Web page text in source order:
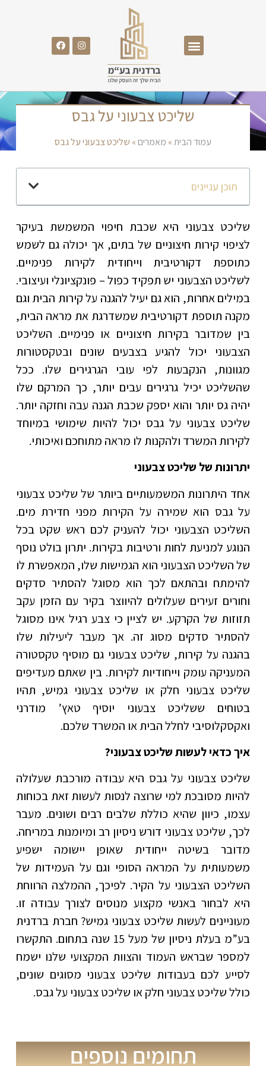
שליכט צבעוני על גבס
עמוד הבית» מאמרים » שליכט צבעוני על גבס
תוכן עניינים
שליכט צבעוני היא שכבת חיפוי המשמשת בעיקר
לציפוי קירות חיצוניים של בתים, אך יכולה גם לשמש
כתוספת דקורטיבית וייחודית לקירות פנימיים.
לשליכט הצבעוני יש תפקיד כפול – פונקציונלי ועיצובי.
במילים אחרות, הוא גם יעיל להגנה על קירות הבית וגם
מקנה תוספת דקורטיבית שמשדרגת את מראה הבית,
בין שמדובר בקירות חיצוניים או פנימיים. השליכט
הצבעוני יכול להגיע בצבעים שונים ובטקסטורות
מגוונות, הנקבעות לפי עובי הגרגירים שלו. ככל
שהשליכט יכיל גרגירים עבים יותר, כך המרקם שלו
יהיה גס יותר והוא יספק שכבת הגנה עבה וחזקה יותר.
שליכט צבעוני על גבס יכול להיות שימושי במיוחד
לקירות המשרד ולהקנות לו מראה מתוחכם ואיכותי.
יתרונות של שליכט צבעוני
אחד היתרונות המשמעותיים ביותר של שליכט צבעוני
על גבס הוא שמירה על הקירות מפני חדירת מים.
השליכט הצבעוני יכול להעניק לכם ראש שקט בכל
הנוגע למניעת לחות ורטיבות בקירות. יתרון בולט נוסף
של השליכט הצבעוני הוא הגמישות שלו, המאפשרת לו
להימתח ובהתאם לכך הוא מסוגל להסתיר סדקים
וחורים זעירים שעלולים להיווצר בקיר עם הזמן עקב
תזוזות של הקרקע. יש לציין כי צבע רגיל אינו מסוגל
להסתיר סדקים מסוג זה. אך מעבר ליעילות שלו
בהגנה על קירות, שליכט צבעוני גם מוסיף טקסטורה
המעניקה עומק וייחודיות לקירות. בין שאתם מעדיפים
שליכט צבעוני חלק או שליכט צבעוני גמיש, תהיו
בטוחים ששליכט צבעוני יוסיף טאץ’ מודרני
ואקסקלוסיבי לחלל הבית או המשרד שלכם.
איך כדאי לעשות שליכט צבעוני?
שליכט צבעוני על גבס היא עבודה מורכבת שעלולה
להיות מסובכת למי שרוצה לנסות לעשות זאת בכוחות
עצמו, כיוון שהיא כוללת שלבים רבים ושונים. מעבר
לכך, שליכט צבעוני דורש ניסיון רב ומיומנות במריחה.
מדובר בשיטה ייחודית שאופן יישומה ישפיע
משמעותית על המראה הסופי וגם על העמידות של
השליכט הצבעוני על הקיר. לפיכך, ההמלצה הרווחת
היא לבחור באנשי מקצוע מנוסים לצורך עבודה זו.
מעוניינים לעשות שליכט צבעוני גמיש? חברת ברדנית
בע”מ בעלת ניסיון של מעל 15 שנה בתחום. התקשרו
למספר שבראש העמוד והצוות המקצועי שלנו ישמח
לסייע לכם בעבודות שליכט צבעוני מסוגים שונים,
כולל שליכט צבעוני חלק או שליכט צבעוני על גבס.
תחומים נוספים